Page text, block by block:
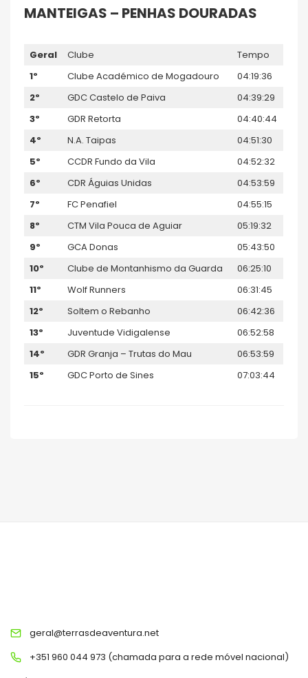
MANTEIGAS – PENHAS DOURADAS
Geral Clube
Tempo
1º
Clube Académico de Mogadouro
04:19:36
2º
GDC Castelo de Paiva
04:39:29
3º
GDR Retorta
04:40:44
4º
N.A. Taipas
04:51:30
5º
CCDR Fundo da Vila
04:52:32
6º
CDR Águias Unidas
04:53:59
7º
FC Penafiel
04:55:15
8º
CTM Vila Pouca de Aguiar
05:19:32
9º
GCA Donas
05:43:50
10º
Clube de Montanhismo da Guarda
06:25:10
11º
Wolf Runners
06:31:45
12º
Soltem o Rebanho
06:42:36
13º
Juventude Vidigalense
06:52:58
14º
GDR Granja – Trutas do Mau
06:53:59
15º
GDC Porto de Sines 07:03:44
geral@terrasdeaventura.net
+351 960 044 973 (chamada para a rede móvel nacional)